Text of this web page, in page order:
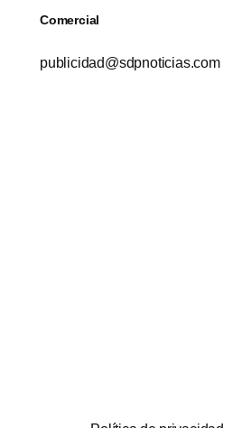
Comercial
publicidad@sdpnoticias.com